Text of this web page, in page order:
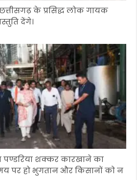
के प्रसिद्ध लोक गायक
देंगे।
पण्डरिया शक्कर कारखाने का
पर हो भुगतान और किसानों को न